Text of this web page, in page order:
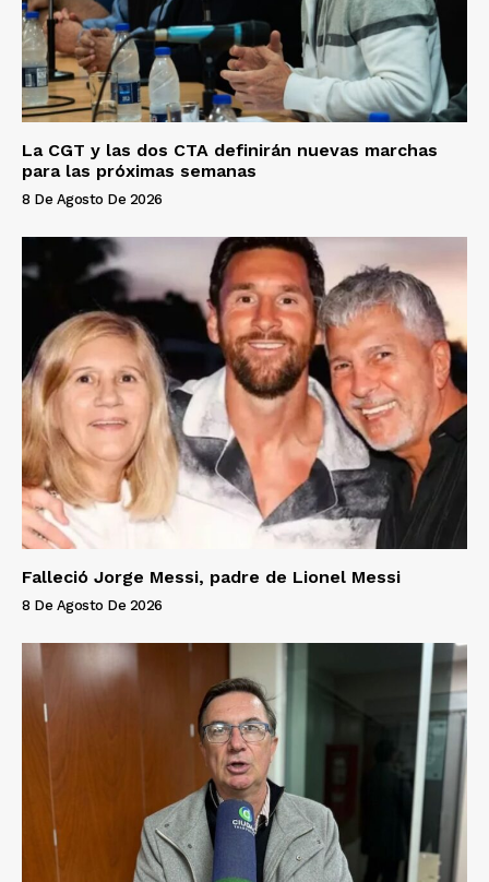
La CGT y las dos CTA definirán nuevas marchas
para las próximas semanas
8 De Agosto De 2026
Falleció Jorge Messi, padre de Lionel Messi
8 De Agosto De 2026